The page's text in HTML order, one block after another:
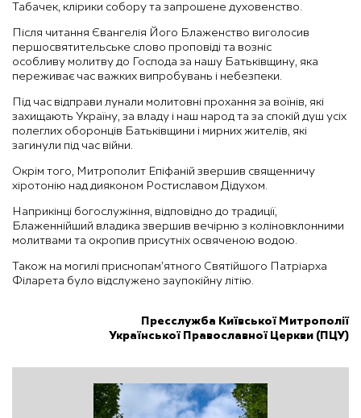
Табачек, клірики собору та запрошене духовенство.
Після читання Євангелія Його Блаженство виголосив
першосвятительське слово проповіді та возніс
особливу молитву до Господа за нашу Батьківщину, яка
переживає час важких випробувань і небезпеки.
Під час відправи лунали молитовні прохання за воїнів, які
захищають Україну, за владу і наш народ та за спокій душ усіх
полеглих оборонців Батьківщини і мирних жителів, які
загинули під час війни.
Окрім того, Митрополит Епіфаній звершив священничу
хіротонію над дияконом Ростиславом Дідухом.
Наприкінці богослужіння, відповідно до традиції,
Блаженнійший владика звершив вечірню з коліновклонними
молитвами та окропив присутніх освяченою водою.
Також на могилі приснопам’ятного Святійшого Патріарха
Філарета було відслужено заупокійну літію.
Пресслужба Київської Митрополії
Української Православної Церкви (ПЦУ)